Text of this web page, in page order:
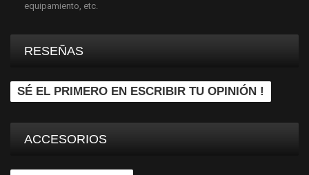
equipamiento, etc.
RESEÑAS
SÉ EL PRIMERO EN ESCRIBIR TU OPINIÓN !
ACCESORIOS